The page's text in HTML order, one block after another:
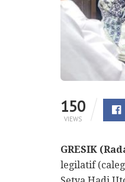
150
VIEWS
GRESIK
legilatif